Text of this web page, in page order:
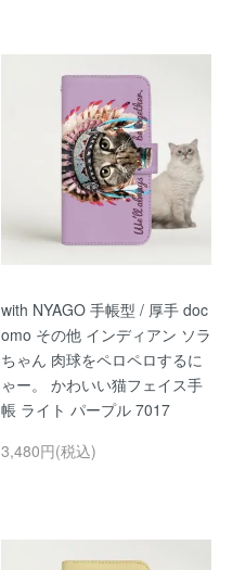
with NYAGO 手帳型 / 厚手 doc
omo その他 インディアン ソラ
ちゃん 肉球をペロペロするに
ゃー。 かわいい猫フェイス手
帳 ライト パープル 7017
3,480円(税込)